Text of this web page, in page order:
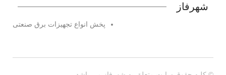
شهرفاز
پخش انواع تجهیزات برق صنعتی